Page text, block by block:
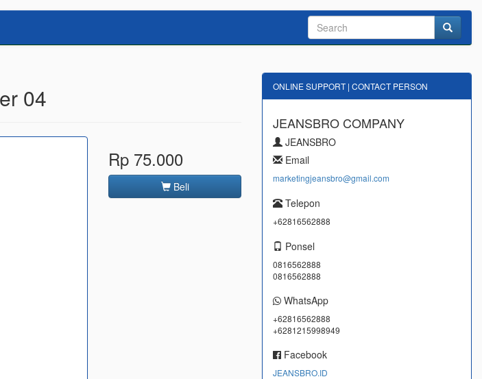
04
Rp 75.000
Beli
ONLINE SUPPORT | CONTACT PERSON
JEANSBRO COMPANY
JEANSBRO
Email
marketingjeansbro@gmail.com
Telepon
+62816562888
Ponsel
0816562888
0816562888
WhatsApp
+62816562888
+6281215998949
Facebook
JEANSBRO.ID